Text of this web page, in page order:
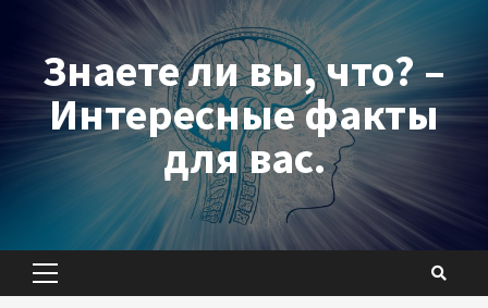
contentЗнаете ли вы, что? –
Интересные факты
для вас.
Primary